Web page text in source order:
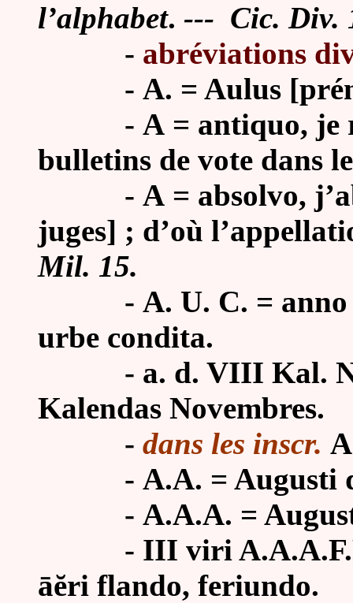
l’alphabet. --- Cic. Div.
- abréviations
- A. = Aulus
- A = antiquo, je
bulletins de vote dans
- A = absolvo,
juges] ; d’où
Mil. 15.
- A. U. C. =
urbe condita.
- a. d. VIII Kal.
Kalendas Novembres.
- dans les inscr.
- A.A. = Augusti
- A.A.A. =
- III viri
āĕri flando, feriundo.